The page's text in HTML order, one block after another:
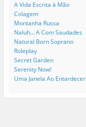
A Vida Escrita à Mão
Colagem
Montanha Russa
Naluh… A Com Saudades
Natural Born Soprano
Roleplay
Secret Garden
Serenity Now!
Uma Janela Ao Entardecer